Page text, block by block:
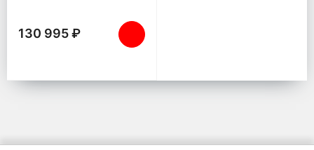
130 995 ₽